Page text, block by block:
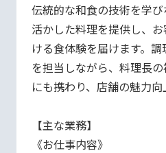
伝統的な和食の技術を学
活かした料理を提供し、
ける食体験を届けます。
を担当しながら、料理長
にも携わり、店舗の魅力向
【主な業務】
《お仕事内容》